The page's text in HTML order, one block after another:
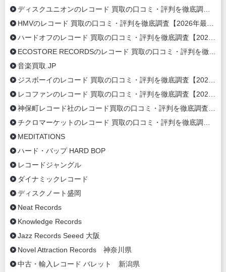
ディスクユニオンのレコード 買取の口コミ・評判を徹底調査【2026年最新】
HMVのレコード 買取の口コミ・評判を徹底調査【2026年最新】
ハードオフのレコード 買取の口コミ・評判を徹底調査【2026年最新】
ECOSTORE RECORDSのレコード 買取の口コミ・評判を徹底調査【2020年最新】
音楽買取.JP
ジスボーイのレコード 買取の口コミ・評判を徹底調査【2020年最新】
レコファンのレコード 買取の口コミ・評判を徹底調査【2020年最新】
神保町レコード社のレコード買取の口コミ・評判を徹底調査【2020年最新】
チクロマーケットのレコード 買取の口コミ・評判を徹底調査【2020年最新】
MEDITATIONS
ハード・バップ HARD BOP
レコードジャングル
ダイナミックレコード
ディスクノート盛岡
Neat Records
Knowledge Records
Jazz Records Seeed 大阪
Novel Attraction Records 神奈川県
中古・輸入レコード バレット 新潟県